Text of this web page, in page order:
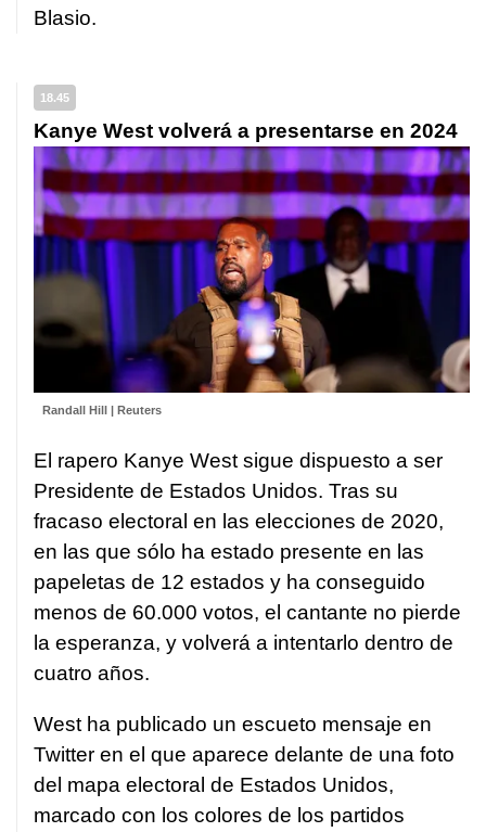
Blasio.
18.45
Kanye West volverá a presentarse en 2024
Randall Hill | Reuters
El rapero Kanye West sigue dispuesto a ser
Presidente de Estados Unidos. Tras su
fracaso electoral en las elecciones de 2020,
en las que sólo ha estado presente en las
papeletas de 12 estados y ha conseguido
menos de 60.000 votos, el cantante no pierde
la esperanza, y volverá a intentarlo dentro de
cuatro años.
West ha publicado un escueto mensaje en
Twitter en el que aparece delante de una foto
del mapa electoral de Estados Unidos,
marcado con los colores de los partidos